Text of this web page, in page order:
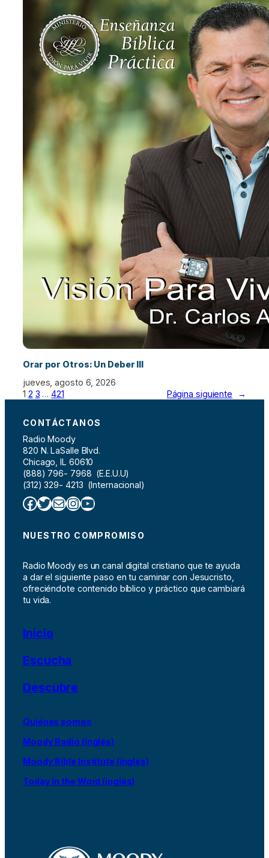
Orar por Otros: Un Deber III
jueves, agosto 6, 2026
1 2 3 … 421 Página siguiente →
CONTÁCTANOS
Radio Moody
820 N. LaSalle Blvd.
Chicago, IL 60610
(888) 796- 7968 (E.E.U.U)
(312) 329- 4213 (Internacional)
Facebook Twitter Correo electrónico InstagramYouTube
NUESTRO COMPROMISO
Radio Moody es un canal digital cristiano que te ayuda
a dar el siguiente paso en tu caminar con Jesucristo,
ofreciéndote contenido bíblico y práctico que cambiará
tu vida.
Inicio
Escucha
Descubre
Quiénes somos
Moody Radio (inglés)
Moody Bible Institute (inglés)
Today in the Word (inglés)